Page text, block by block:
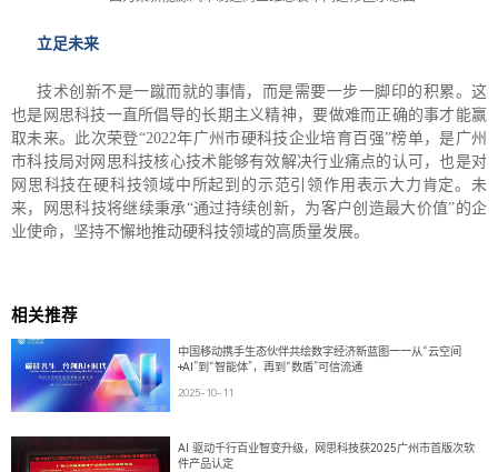
立足未来
技术创新不是一蹴而就的事情，而是需要一步一脚印的积累。这
也是网思科技一直所倡导的长期主义精神，要做难而正确的事才能赢
取未来。此次荣登“2022年广州市硬科技企业培育百强”榜单，是广州
市科技局对网思科技核心技术能够有效解决行业痛点的认可，也是对
网思科技在硬科技领域中所起到的示范引领作用表示大力肯定。未
来，网思科技将继续秉承“通过持续创新，为客户创造最大价值”的企
业使命，坚持不懈地推动硬科技领域的高质量发展。
相关推荐
中国移动携手生态伙伴共绘数字经济新蓝图——从“云空间
+AI”到“智能体”，再到“数盾”可信流通
2025-10-11
AI 驱动千行百业智变升级，网思科技获2025广州市首版次软
件产品认定